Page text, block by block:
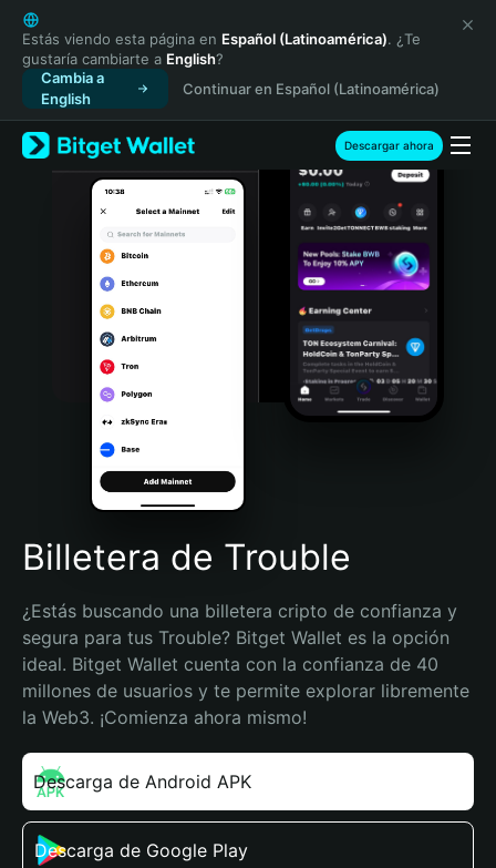
English
日本語
Tiếng Việt
Русский
Español (Latinoamérica)
Türkçe
Italiano
Português (Portugal)
Bahasa Indonesia
Português (Brasil)
Español (Argentina)
Estás viendo esta página en Español (Latinoamérica). ¿Te
gustaría cambiarte a English?
Cambia a
English
Continuar en Español (Latinoamérica)
Descargar ahora
Billetera de Trouble
¿Estás buscando una billetera cripto de confianza y
segura para tus Trouble? Bitget Wallet es la opción
ideal. Bitget Wallet cuenta con la confianza de 40
millones de usuarios y te permite explorar libremente
la Web3. ¡Comienza ahora mismo!
Descarga de Android APK
Descarga de Google Play